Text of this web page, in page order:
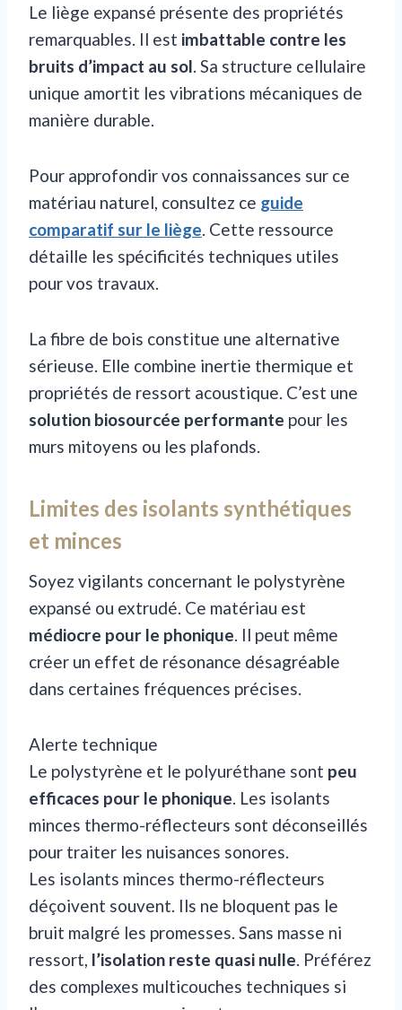
Le liège expansé présente des propriétés
remarquables. Il est imbattable contre les
bruits d’impact au sol . Sa structure cellulaire
unique amortit les vibrations mécaniques de
manière durable.
Pour approfondir vos connaissances sur ce
matériau naturel, consultez ce guide
comparatif sur le liège . Cette ressource
détaille les spécificités techniques utiles
pour vos travaux.
La fibre de bois constitue une alternative
sérieuse. Elle combine inertie thermique et
propriétés de ressort acoustique. C’est une
solution biosourcée performante pour les
murs mitoyens ou les plafonds.
Limites des isolants synthétiques
et minces
Soyez vigilants concernant le polystyrène
expansé ou extrudé. Ce matériau est
médiocre pour le phonique . Il peut même
créer un effet de résonance désagréable
dans certaines fréquences précises.
Alerte technique
Le polystyrène et le polyuréthane sont peu
efficaces pour le phonique . Les isolants
minces thermo-réflecteurs sont déconseillés
pour traiter les nuisances sonores.
Les isolants minces thermo-réflecteurs
déçoivent souvent. Ils ne bloquent pas le
bruit malgré les promesses. Sans masse ni
ressort, l’isolation reste quasi nulle . Préférez
des complexes multicouches techniques si